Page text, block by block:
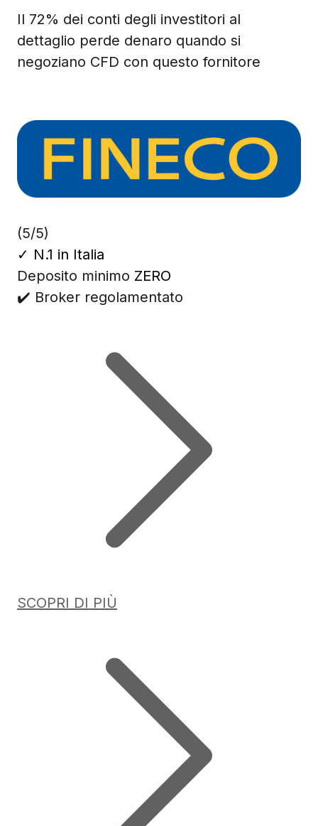
Il 72% dei conti degli investitori al
dettaglio perde denaro quando si
negoziano CFD con questo fornitore
(5/5)
✓ N.1 in Italia
Deposito minimo ZERO
✔️ Broker regolamentato
SCOPRI DI PIÙ